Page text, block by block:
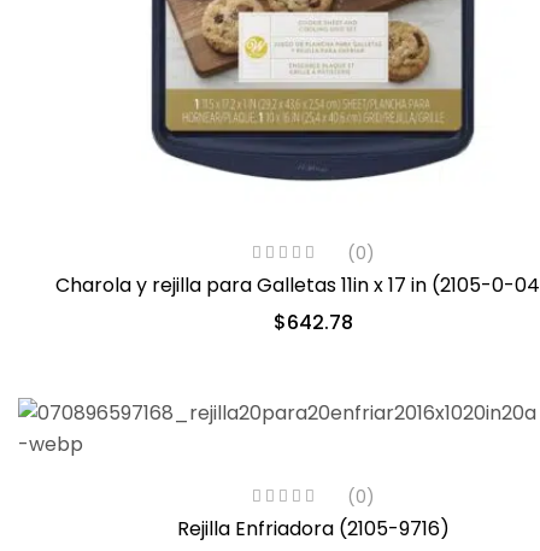
(0)
Charola y rejilla para Galletas 11in x 17 in (2105-0-
$642.78
(0)
Rejilla Enfriadora (2105-9716)